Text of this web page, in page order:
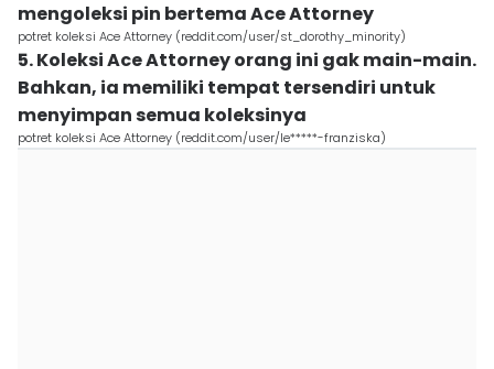
mengoleksi pin bertema Ace Attorney
potret koleksi Ace Attorney (reddit.com/user/st_dorothy_minority)
5. Koleksi Ace Attorney orang ini gak main-main.
Bahkan, ia memiliki tempat tersendiri untuk
menyimpan semua koleksinya
potret koleksi Ace Attorney (reddit.com/user/le*****-franziska)